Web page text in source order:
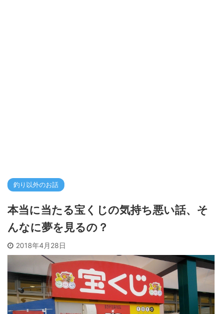
釣り以外のお話
本当に当たる宝くじの気持ち悪い話、そ
んなに夢を見るの？
2018年4月28日